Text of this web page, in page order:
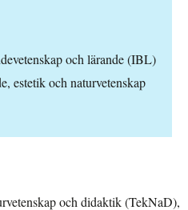
och lärande (IBL)
estetik och naturvetenskap
och didaktik (TekNaD),